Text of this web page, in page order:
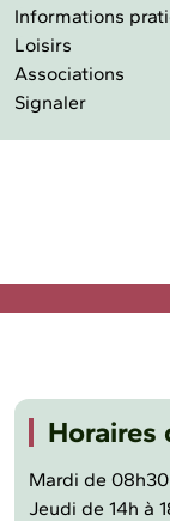
Informations
Loisirs
Associations
Signaler
Horaires
Mardi de 08h30
Jeudi de 14h à